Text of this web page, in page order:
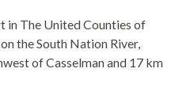
in The United Counties of
the South Nation River,
of Casselman and 17 km